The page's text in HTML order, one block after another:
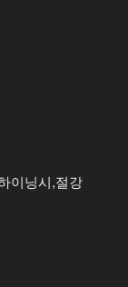
이닝시,절강